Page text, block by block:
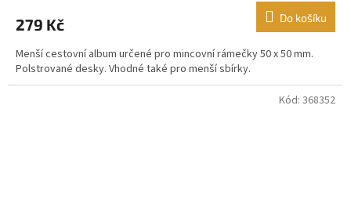
je
z
5
hvězdiček.
279 Kč Do košíku
Menší cestovní album určené pro mincovní rámečky 50 x 50 mm.
Polstrované desky. Vhodné také pro menší sbírky.
Kód: 368352